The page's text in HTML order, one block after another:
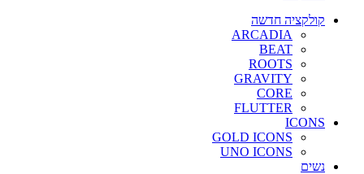
קולקציה חדשה
ARCADIA
BEAT
ROOTS
GRAVITY
CORE
FLUTTER
ICONS
GOLD ICONS
UNO ICONS
נשים